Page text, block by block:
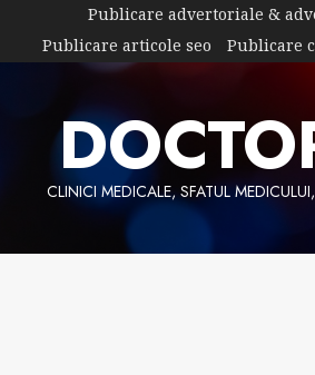
content
Publicare advertoriale &
Publicare articole seo
Publicare
CLINICI MEDICALE, SFATUL